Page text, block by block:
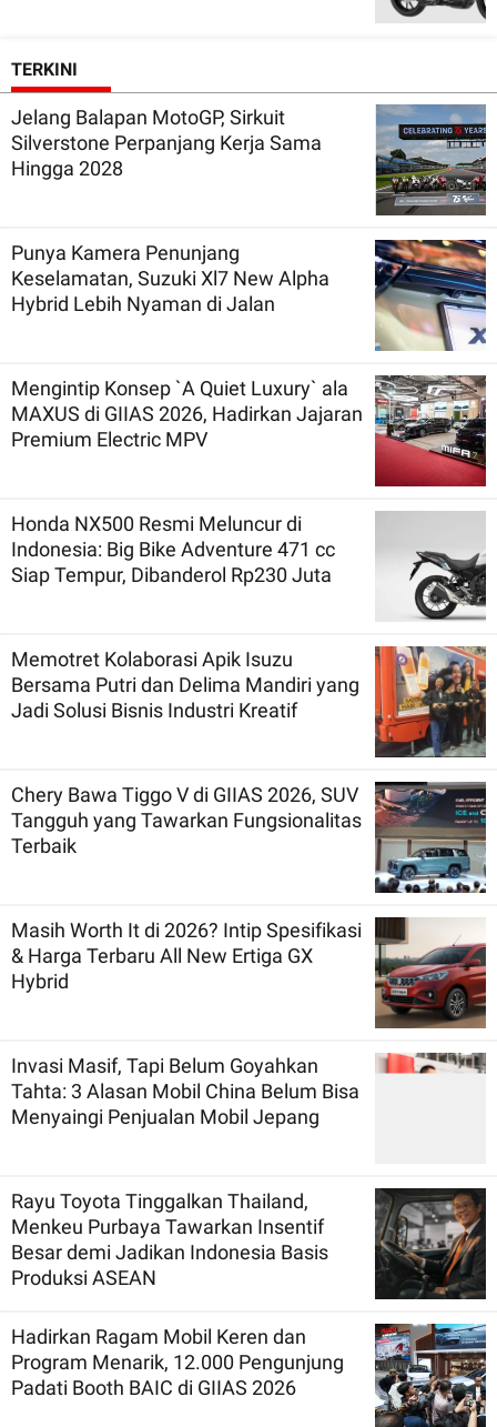
TERKINI
Jelang Balapan MotoGP, Sirkuit
Silverstone Perpanjang Kerja Sama
Hingga 2028
Punya Kamera Penunjang
Keselamatan, Suzuki Xl7 New Alpha
Hybrid Lebih Nyaman di Jalan
Mengintip Konsep `A Quiet Luxury` ala
MAXUS di GIIAS 2026, Hadirkan Jajaran
Premium Electric MPV
Honda NX500 Resmi Meluncur di
Indonesia: Big Bike Adventure 471 cc
Siap Tempur, Dibanderol Rp230 Juta
Memotret Kolaborasi Apik Isuzu
Bersama Putri dan Delima Mandiri yang
Jadi Solusi Bisnis Industri Kreatif
Chery Bawa Tiggo V di GIIAS 2026, SUV
Tangguh yang Tawarkan Fungsionalitas
Terbaik
Masih Worth It di 2026? Intip Spesifikasi
& Harga Terbaru All New Ertiga GX
Hybrid
Invasi Masif, Tapi Belum Goyahkan
Tahta: 3 Alasan Mobil China Belum Bisa
Menyaingi Penjualan Mobil Jepang
Rayu Toyota Tinggalkan Thailand,
Menkeu Purbaya Tawarkan Insentif
Besar demi Jadikan Indonesia Basis
Produksi ASEAN
Hadirkan Ragam Mobil Keren dan
Program Menarik, 12.000 Pengunjung
Padati Booth BAIC di GIIAS 2026